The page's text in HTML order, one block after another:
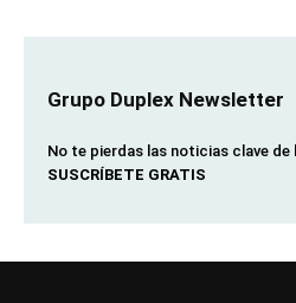
Grupo Duplex Newsletter
No te pierdas las noticias clave de
SUSCRÍBETE GRATIS